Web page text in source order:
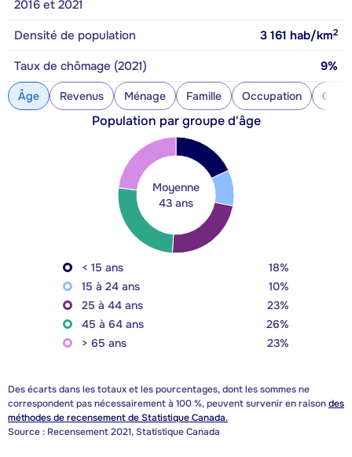
2016 et 2021
Densité de population 3 161 hab/km2
Taux de chômage (2021) 9%
Âge Revenus Ménage Famille Occupation
Population par groupe d'âge
Moyenne
43 ans
< 15 ans
18%
15 à 24 ans
10%
25 à 44 ans
23%
45 à 64 ans
26%
> 65 ans
23%
Des écarts dans les totaux et les pourcentages, dont les sommes ne
correspondent pas nécessairement à 100 %, peuvent survenir en raisondes
méthodes de recensement de Statistique Canada.
Source : Recensement 2021, Statistique Canada